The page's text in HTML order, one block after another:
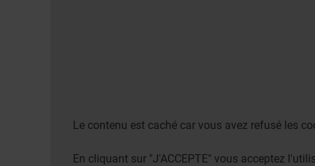
Le contenu est caché car vous avez refusé les
En cliquant sur "J'ACCEPTE" vous acceptez